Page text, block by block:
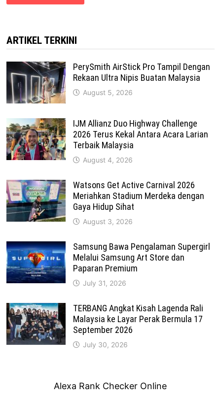
ARTIKEL TERKINI
PerySmith AirStick Pro Tampil Dengan
Rekaan Ultra Nipis Buatan Malaysia
August 5, 2026
IJM Allianz Duo Highway Challenge
2026 Terus Kekal Antara Acara Larian
Terbaik Malaysia
August 4, 2026
Watsons Get Active Carnival 2026
Meriahkan Stadium Merdeka dengan
Gaya Hidup Sihat
August 3, 2026
Samsung Bawa Pengalaman Supergirl
Melalui Samsung Art Store dan
Paparan Premium
July 31, 2026
TERBANG Angkat Kisah Lagenda Rali
Malaysia ke Layar Perak Bermula 17
September 2026
July 30, 2026
Alexa Rank Checker Online